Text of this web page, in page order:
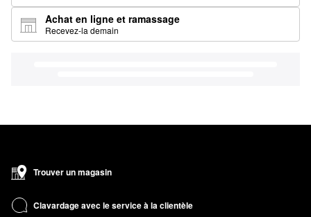
Achat en ligne et ramassage
Recevez-la demain
Trouver un magasin
Clavardage avec le service à la clientèle